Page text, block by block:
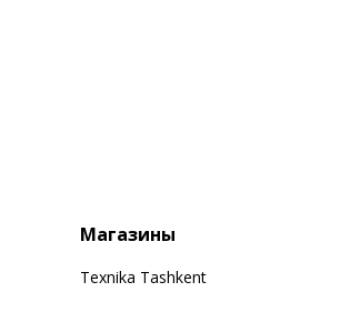
Магазины
Texnika Tashkent